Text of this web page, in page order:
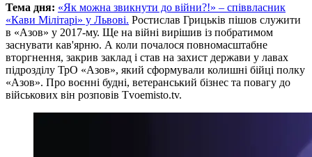
Тема дня: «Як можна звикнути до війни?!» – співвласник
«Кави Мілітарі» у Львові. Ростислав Грицьків пішов служити
в «Азов» у 2017-му. Ще на війні вирішив із побратимом
заснувати кав'ярню. А коли почалося повномасштабне
вторгнення, закрив заклад і став на захист держави у лавах
підрозділу ТрО «Азов», який сформували колишні бійці полку
«Азов». Про воєнні будні, ветеранський бізнес та повагу до
військових він розповів Тvoemisto.tv.